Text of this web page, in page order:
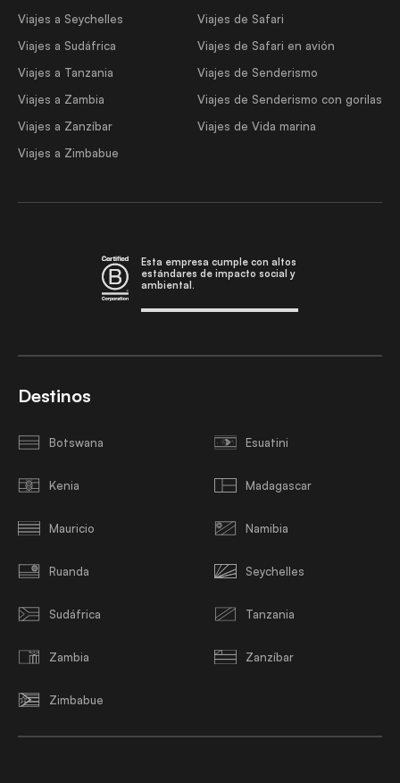
Viajes a Seychelles
Viajes a Sudáfrica
Viajes a Tanzania
Viajes a Zambia
Viajes a Zanzíbar
Viajes a Zimbabue
Viajes de Safari
Viajes de Safari en avión
Viajes de Senderismo
Viajes de Senderismo con gorilas
Viajes de Vida marina
Esta empresa cumple con altos
estándares de impacto social y
ambiental.
Destinos
Botswana Esuatini
Kenia Madagascar
Mauricio Namibia
Ruanda Seychelles
Sudáfrica Tanzania
Zambia Zanzíbar
Zimbabue